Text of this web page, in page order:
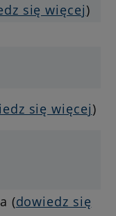
się więcej)
się więcej)
(dowiedz się